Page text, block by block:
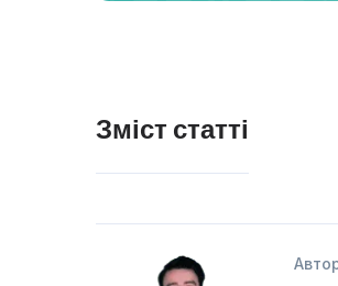
Зміст статті